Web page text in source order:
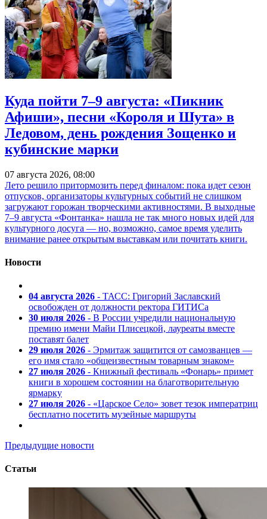
Куда пойти 7–9 августа: «Пикник
Афиши», песни «Короля и Шута» в
Ледовом, день рождения Зощенко и
кубинские марки
07 августа 2026, 08:00
Лето решило притормозить перед финалом: пока идет сезон
отпусков, организаторы культурных событий не слишком
загружают горожан творческими активностями. В выходные
7–9 августа «Фонтанка» нашла не так много новых идей для
культурного досуга — но, возможно, самое время уделить
внимание ранее открытым выставкам или почитать книги.
Новости
04 августа 2026 - ТАСС: Григорий Заславский
освобожден от должности ректора ГИТИСа
30 июля 2026 - В России учредили национальную
премию имени Майи Плисецкой, лауреаты вместе
поставят балет
29 июля 2026 - Эрмитаж защитится от самозванцев —
его имя стало «общеизвестным товарным знаком»
27 июля 2026 - Книжный фестиваль «Фонарь» примет
книги в хорошем состоянии на благотворительную
ярмарку
27 июля 2026 - «Царское Село» зовет тезок императриц
бесплатно посетить музейные маршруты
Предыдущие новости
Статьи